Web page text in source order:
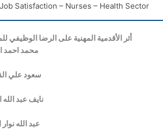
Satisfaction – Nurses – Health Sector.
أثر الأقدمية المهنية على الرضا
محمد احمد
سعود علي
نايف عبد
عبد الله